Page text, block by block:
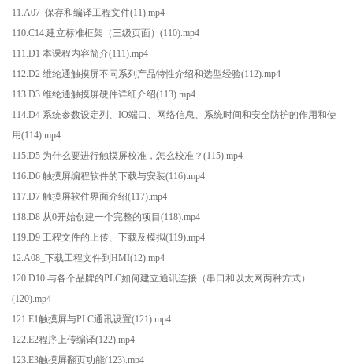
11.A07_保存和编译工程文件(11).mp4
110.C14.建立标准框架（三级页面）(110).mp4
111.D1 本课程内容简介(111).mp4
112.D2 维纶通触摸屏不同系列产品特性介绍和选型经验(112).mp4
113.D3 维纶通触摸屏硬件详细介绍(113).mp4
114.D4 系统参数设定列、IO端口、网络信息、系统时间和安全防护的作用和使
用(114).mp4
115.D5 为什么要进行触摸屏校准，怎么校准？(115).mp4
116.D6 触摸屏编程软件的下载与安装(116).mp4
117.D7 触摸屏软件界面介绍(117).mp4
118.D8 从0开始创建一个完整的项目(118).mp4
119.D9 工程文件的上传、下载及模拟(119).mp4
12.A08_下载工程文件到HMI(12).mp4
120.D10 与各个品牌的PLC如何建立通讯连接（串口和以太网两种方式）
(120).mp4
121.E1触摸屏与PLC通讯设置(121).mp4
122.E2程序上传编译(122).mp4
123.E3触摸屏翻页功能(123).mp4